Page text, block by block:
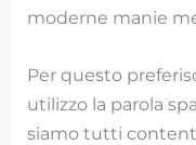
moderne manie
Per questo
utilizzo la parola
siamo tutti